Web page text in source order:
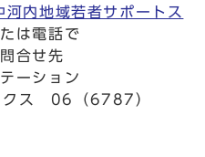
河内地域若者サポートス
は電話で
合せ先
テーション
ス 06（6787）